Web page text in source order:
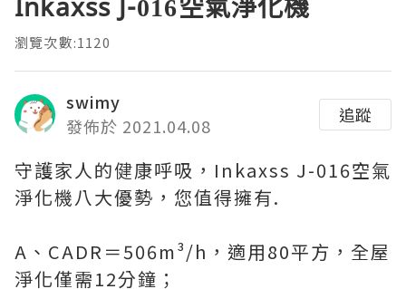
瀏覽次數:1120
swimy
發佈於 2021.04.08
追蹤
守護家人的健康呼吸，Inkaxss J-016空氣
淨化機八大優勢，您值得擁有.
A、CADR＝506m³/h，適用80平方，全屋
淨化僅需12分鐘；